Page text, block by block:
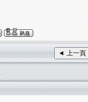
◄ 上一頁